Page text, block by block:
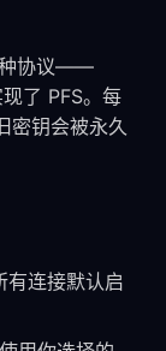
种协议——
了 PFS。每
密钥会被永久
连接默认启